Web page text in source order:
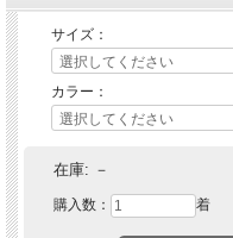
★ 関連シリーズを全て見る
サイズ：
カラー：
在庫: －
購入数： 着